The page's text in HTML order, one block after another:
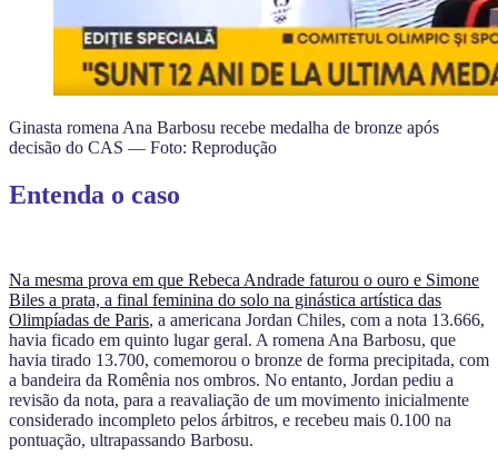
Ginasta romena Ana Barbosu recebe medalha de bronze após
decisão do CAS — Foto: Reprodução
Entenda o caso
Na mesma prova em que Rebeca Andrade faturou o ouro e Simone
Biles a prata, a final feminina do solo na ginástica artística das
Olimpíadas de Paris, a americana Jordan Chiles, com a nota 13.666,
havia ficado em quinto lugar geral. A romena Ana Barbosu, que
havia tirado 13.700, comemorou o bronze de forma precipitada, com
a bandeira da Romênia nos ombros. No entanto, Jordan pediu a
revisão da nota, para a reavaliação de um movimento inicialmente
considerado incompleto pelos árbitros, e recebeu mais 0.100 na
pontuação, ultrapassando Barbosu.